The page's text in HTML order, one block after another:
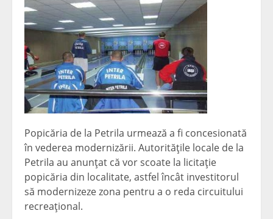
Popicăria de la Petrila urmează a fi concesionată
în vederea modernizării. Autorităţile locale de la
Petrila au anunţat că vor scoate la licitaţie
popicăria din localitate, astfel încât investitorul
să modernizeze zona pentru a o reda circuitului
recreaţional.